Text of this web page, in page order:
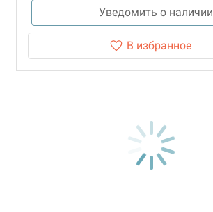
Уведомить о наличии
В избранное